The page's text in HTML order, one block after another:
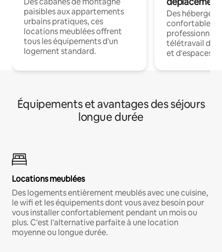
paisibles aux appartements
urbains pratiques, ces
locations meublées offrent
tous les équipements d'un
logement standard.
Des
confortables
professionnels
télétravail
et d'espaces
Équipements et avantages des séjours
longue durée
Locations meublées
Des logements entièrement meublés avec une cuisine,
le wifi et les équipements dont vous avez besoin pour
vous installer confortablement pendant un mois ou
plus. C'est l'alternative parfaite à une location
moyenne ou longue durée.